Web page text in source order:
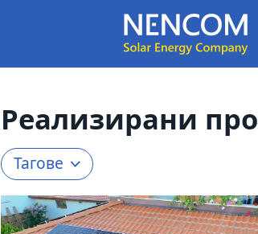
Реализи­рани
Тагове